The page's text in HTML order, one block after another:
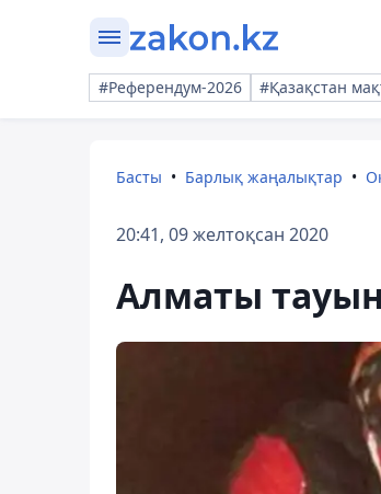
#Референдум-2026 #Қазақстан
Басты Барлық жаңалықтар
20:41, 09 желтоқсан 2020
Алматы